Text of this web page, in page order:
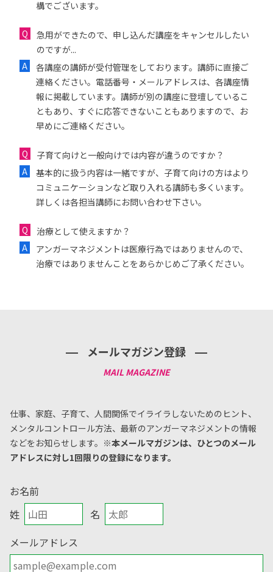
構でございます。
急用ができたので、申し込んだ講座をキャンセルしたい
のですが...
各講座の講師が受付管理をしております。講師に直接ご
連絡ください。電話番号・メールアドレスは、各講座情
報に掲載しています。講師が別の講座に登壇しているこ
ともあり、すぐに応答できないこともありますので、お
早めにご連絡ください。
子育て向けと一般向けでは内容が違うのですか？
基本的に扱う内容は一緒ですが、子育て向けの方はより
コミュニケーションなど取り入れる講師も多くいます。
詳しくは各担当講師にお問い合わせ下さい。
治療として使えますか？
アンガーマネジメントは医療行為ではありませんので、
治療ではありませんことをあらかじめご了承ください。
メールマガジン登録
仕事、家庭、子育て、人間関係でイライラしないためのヒント、
メンタルコントロール方法、 最新のアンガーマネジメントの情報
などをお知らせします。 ※本メールマガジンは、ひとつのメール
アドレスに対し1回限りの登録になります。
お名前
姓
名
メールアドレス